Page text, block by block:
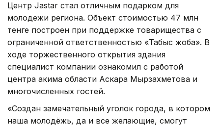
Центр Jastar стал отличным подарком для
молодежи региона. Объект стоимостью 47 млн
тенге построен при поддержке товарищества с
ограниченной ответственностью «Табыс жоба». В
ходе торжественного открытия здания
специалист компании ознакомил с работой
центра акима области Аскара Мырзахметова и
многочисленных гостей.
«Создан замечательный уголок города, в котором
наша молодёжь, да и все желающие, смогут